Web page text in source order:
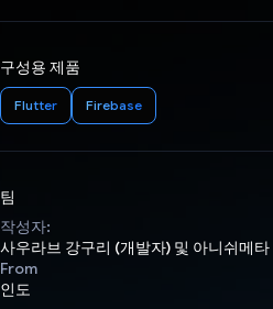
구성용 제품
Flutter Firebase
팀
작성자:
사우라브 강구리 (개발자) 및 아니쉬메
From
인도